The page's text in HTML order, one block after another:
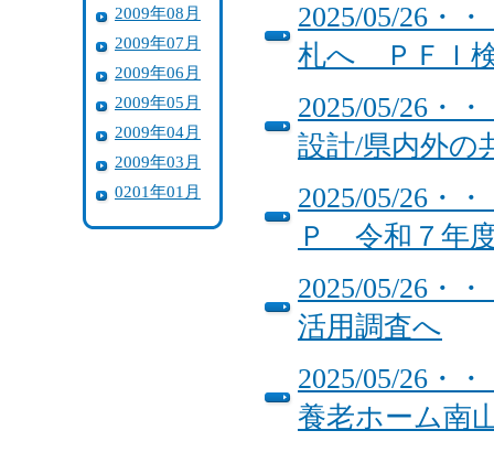
2009年08月
2009年07月
2009年06月
2009年05月
2009年04月
2009年03月
0201年01月
2025/05/26・
札へ ＰＦＩ
2025/05/26・
設計/県内外
2025/05/26・
Ｐ 令和７年
2025/05/26・
活用調査へ
2025/05/26・
養老ホーム南